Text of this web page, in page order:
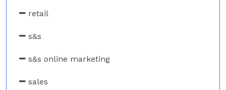
retail
s&s
s&s online marketing
sales